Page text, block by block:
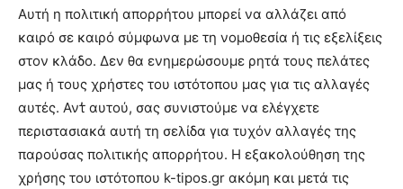
Αυτή η πολιτική απορρήτου μπορεί να αλλάζει από
καιρό σε καιρό σύμφωνα με τη νομοθεσία ή τις εξελίξεις
στον κλάδο. Δεν θα ενημερώσουμε ρητά τους πελάτες
μας ή τους χρήστες του ιστότοπου μας για τις αλλαγές
αυτές. Αντ̓ αυτού, σας συνιστούμε να ελέγχετε
περιστασιακά αυτή τη σελίδα για τυχόν αλλαγές της
παρούσας πολιτικής απορρήτου. Η εξακολούθηση της
χρήσης του ιστότοπου k-tipos.gr ακόμη και μετά τις